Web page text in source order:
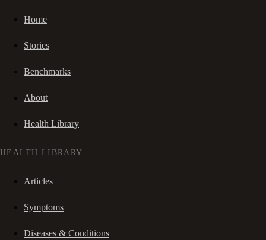
Home
Stories
Benchmarks
About
Health Library
HEALTH LIBRARY
Articles
Symptoms
Diseases & Conditions